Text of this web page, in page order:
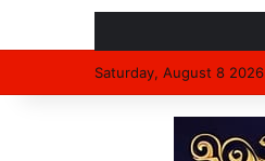
Saturday, August 8 2026